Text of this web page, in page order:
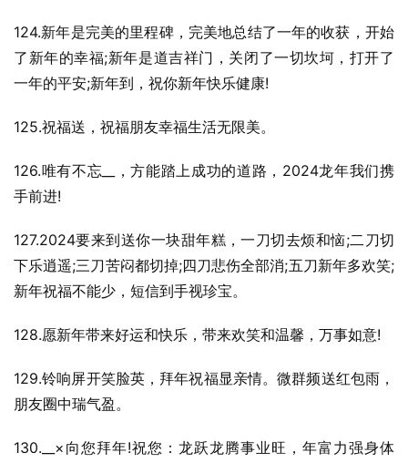
124.新年是完美的里程碑，完美地总结了一年的收获，开始
了新年的幸福;新年是道吉祥门，关闭了一切坎坷，打开了
一年的平安;新年到，祝你新年快乐健康!
125.祝福送，祝福朋友幸福生活无限美。
126.唯有不忘__，方能踏上成功的道路，2024龙年我们携
手前进!
127.2024要来到送你一块甜年糕，一刀切去烦和恼;二刀切
下乐逍遥;三刀苦闷都切掉;四刀悲伤全部消;五刀新年多欢笑;
新年祝福不能少，短信到手视珍宝。
128.愿新年带来好运和快乐，带来欢笑和温馨，万事如意!
129.铃响屏开笑脸英，拜年祝福显亲情。微群频送红包雨，
朋友圈中瑞气盈。
130.__×向您拜年!祝您：龙跃龙腾事业旺，年富力强身体